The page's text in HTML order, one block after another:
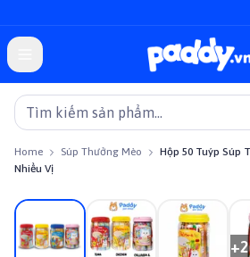
Home Súp Thưởng Mèo
Hộp 50 Tuýp Súp
Nhiều Vị
+2